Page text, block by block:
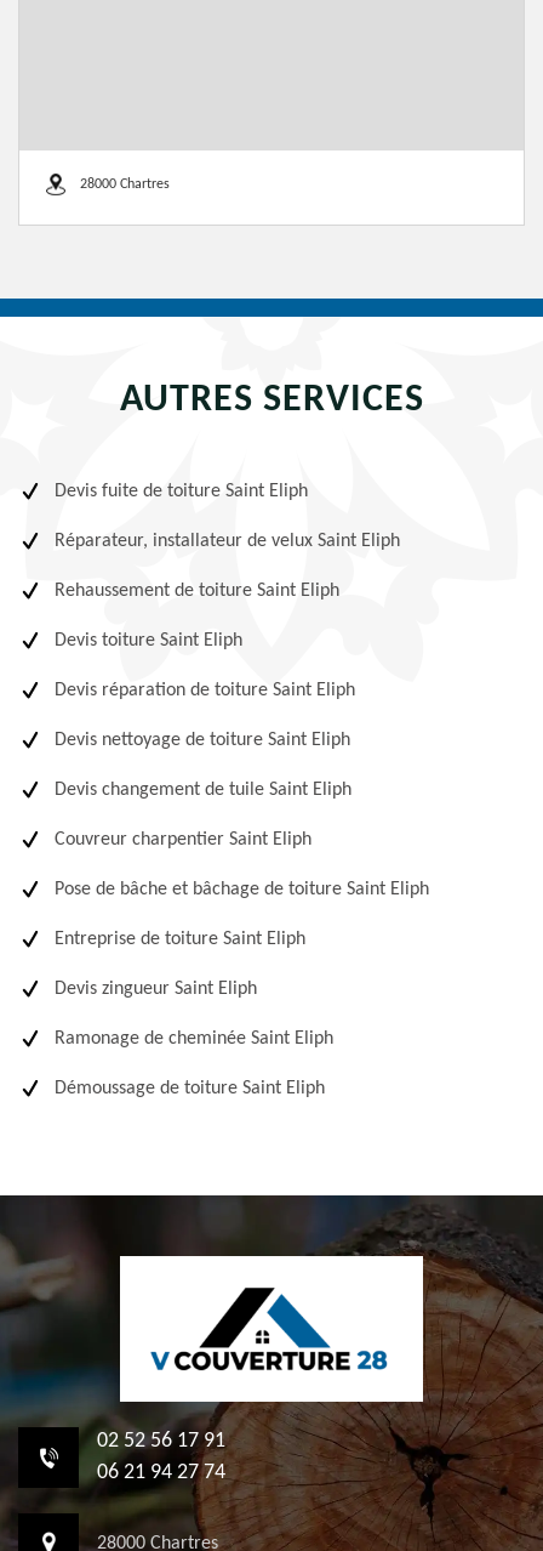
28000 Chartres
AUTRES SERVICES
Devis fuite de toiture Saint Eliph
Réparateur, installateur de velux Saint Eliph
Rehaussement de toiture Saint Eliph
Devis toiture Saint Eliph
Devis réparation de toiture Saint Eliph
Devis nettoyage de toiture Saint Eliph
Devis changement de tuile Saint Eliph
Couvreur charpentier Saint Eliph
Pose de bâche et bâchage de toiture Saint Eliph
Entreprise de toiture Saint Eliph
Devis zingueur Saint Eliph
Ramonage de cheminée Saint Eliph
Démoussage de toiture Saint Eliph
02 52 56 17 91
06 21 94 27 74
28000 Chartres